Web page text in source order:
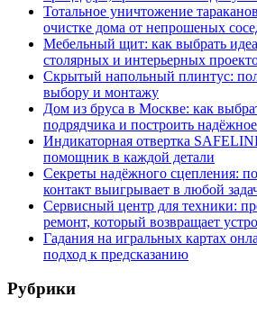
Тотальное уничтожение
очистке дома от непрошеных
Мебельный щит: как выбрать
столярных и интерьерных
Скрытый напольный плинтус:
выбору и монтажу
Дом из бруса в Москве: как
подрядчика и построить
Индикаторная отвертка
помощник в каждой детали
Секреты надёжного сцепления:
контакт выигрывает в любой
Сервисный центр для техники:
ремонт, который возвращает
Гадания на игральных картах
подход к предсказанию
Рубрики